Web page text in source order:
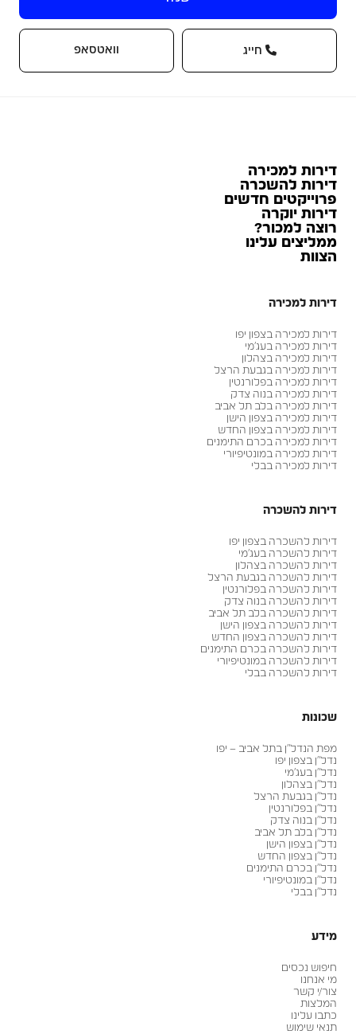
חייג וואטסאפ
דירות למכירה
דירות להשכרה
פרוייקטים חדשים
דירות יוקרה
רוצה למכור?
ממליצים עלינו
הצוות
דירות למכירה
דירות למכירה בצפון יפו
דירות למכירה בעג׳מי
דירות למכירה בצהלון
דירות למכירה בגבעת הרצל
דירות למכירה בפלורנטין
דירות למכירה בנוה צדק
דירות למכירה בלב תל אביב
דירות למכירה בצפון הישן
דירות למכירה בצפון החדש
דירות למכירה בכרם התימנים
דירות למכירה במונטיפיורי
דירות למכירה בבלי
דירות להשכרה
דירות להשכרה בצפון יפו
דירות להשכרה בעג׳מי
דירות להשכרה בצהלון
דירות להשכרה בגבעת הרצל
דירות להשכרה בפלורנטין
דירות להשכרה בנוה צדק
דירות להשכרה בלב תל אביב
דירות להשכרה בצפון הישן
דירות להשכרה בצפון החדש
דירות להשכרה בכרם התימנים
דירות להשכרה במונטיפיורי
דירות להשכרה בבלי
שכונות
מפת הנדל״ן בתל אביב – יפו
נדל״ן בצפון יפו
נדל״ן בעג׳מי
נדל״ן בצהלון
נדל״ן בגבעת הרצל
נדל״ן בפלורנטין
נדל״ן בנוה צדק
נדל״ן בלב תל אביב
נדל״ן בצפון הישן
נדל״ן בצפון החדש
נדל״ן בכרם התימנים
נדל״ן במונטיפיורי
נדל״ן בבלי
מידע
חיפוש נכסים
מי אנחנו
צור/י קשר
המלצות
כתבו עלינו
תנאי שימוש